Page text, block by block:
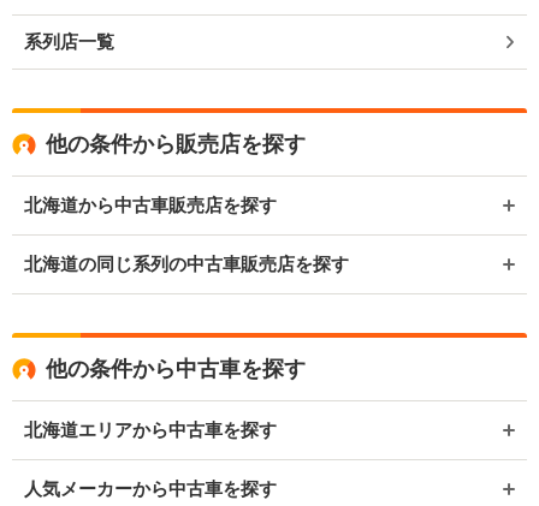
系列店一覧
他の条件から販売店を探す
北海道から中古車販売店を探す
北海道の同じ系列の中古車販売店を探す
他の条件から中古車を探す
北海道エリアから中古車を探す
人気メーカーから中古車を探す